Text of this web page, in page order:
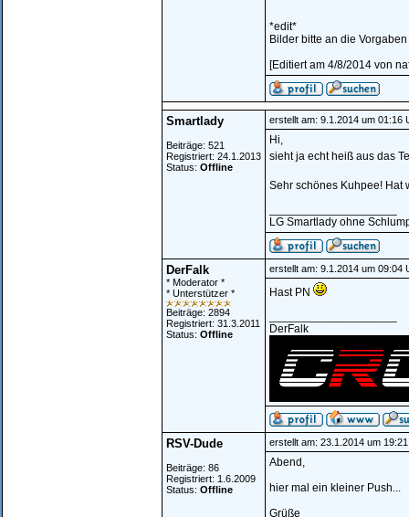
*edit*
Bilder bitte an die
[Editiert am 4/8/2014 von
Smartlady
Beiträge: 521
Registriert: 24.1.2013
Status: Offline
erstellt am: 9.1.2014 um 01:16
Hi,
sieht ja echt heiß aus das
Sehr schönes Kuhpee! Hat
LG Smartlady ohne
DerFalk
* Moderator *
* Unterstützer *
Beiträge: 2894
Registriert: 31.3.2011
Status: Offline
erstellt am: 9.1.2014 um 09:04
Hast PN
DerFalk
RSV-Dude
Beiträge: 86
Registriert: 1.6.2009
Status: Offline
erstellt am: 23.1.2014 um
Abend,
hier mal ein kleiner Push...
Grüße